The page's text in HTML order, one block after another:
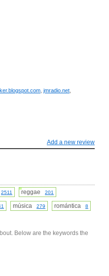
jmradio.net
Add a new review
2511 reggae 201
música 279 romántica 8
Below are the keywords the